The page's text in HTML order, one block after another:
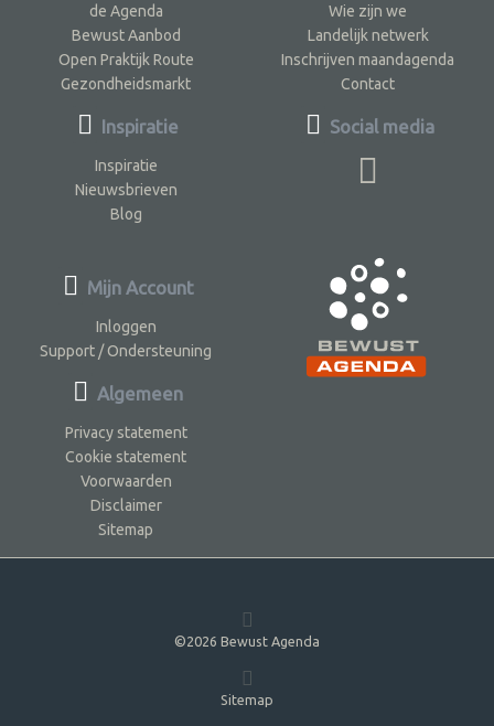
de Agenda
Bewust Aanbod
Open Praktijk Route
Gezondheidsmarkt
Inspiratie
Inspiratie
Nieuwsbrieven
Blog
Wie zijn we
Landelijk netwerk
Inschrijven maandagenda
Contact
Social media
Mijn Account
Inloggen
Support / Ondersteuning
Algemeen
Privacy statement
Cookie statement
Voorwaarden
Disclaimer
Sitemap
©2026 Bewust Agenda
Sitemap